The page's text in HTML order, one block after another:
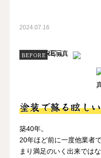
2024.07.16
BEFORE
塗装で蘇る眩し
築40年。
20年ほど前に一度他業者
まり満足のいく出来では
施工実績
店舗
お問い合わせ